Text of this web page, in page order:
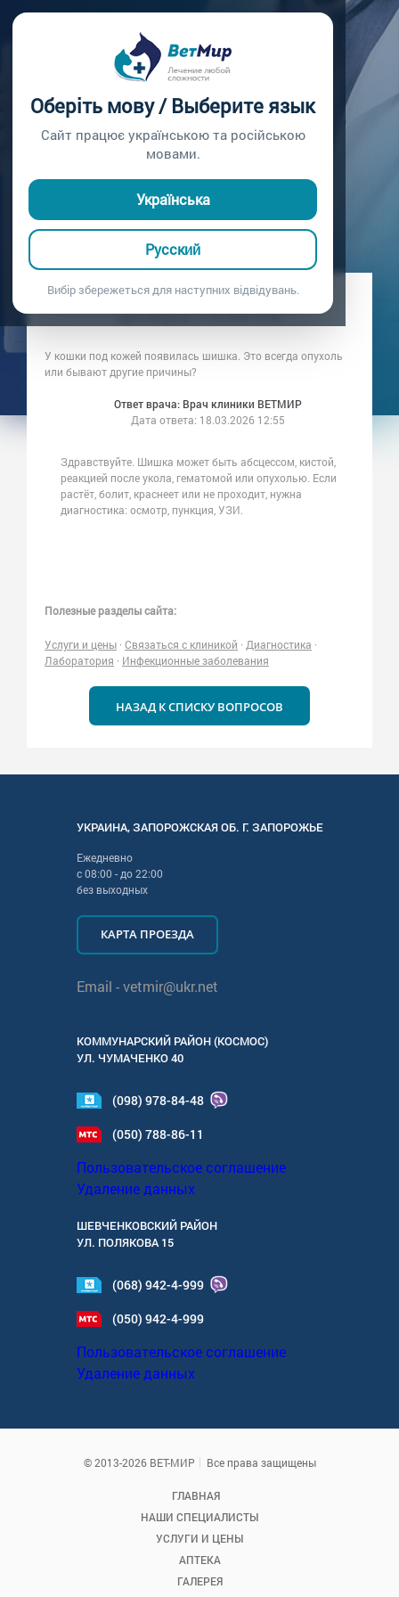
Оберіть мову / Выберите язык
Сайт працює українською та російською
мовами.
Українська
Русский
Вибір збережеться для наступних відвідувань.
Вопросы врачу /
У КОШКИ ШИШКА
ПОД КОЖЕЙ: ЭТО
ОПУХОЛЬ?
Вопрос врачу №396
Вопрос владельца: Владелица собаки с опухолью
Дата вопроса:17.03.2026 10:40
У кошки под кожей появилась шишка. Это всегда опухоль
или бывают другие причины?
Ответ врача: Врач клиники ВЕТМИР
Дата ответа: 18.03.2026 12:55
Здравствуйте. Шишка может быть абсцессом, кистой,
реакцией после укола, гематомой или опухолью. Если
растёт, болит, краснеет или не проходит, нужна
диагностика: осмотр, пункция, УЗИ.
Полезные разделы сайта:
Услуги и цены · Связаться с клиникой · Диагностика ·
Лаборатория · Инфекционные заболевания
НАЗАД К СПИСКУ ВОПРОСОВ
УКРАИНА,ЗАПОРОЖСКАЯОБ. Г. ЗАПОРОЖЬЕ
Ежедневно
с08:00 - до22:00
без выходных
КАРТА ПРОЕЗДА
Email -vetmir@ukr.net
КОММУНАРСКИЙ РАЙОН (КОСМОС)
УЛ. ЧУМАЧЕНКО 40
(098) 978-84-48
(050) 788-86-11
Пользовательское соглашение
Удаление данных
ШЕВЧЕНКОВСКИЙ РАЙОН
УЛ. ПОЛЯКОВА 15
(068) 942-4-999
(050) 942-4-999
Пользовательское соглашение
Удаление данных
© 2013-2026 ВЕТ-МИР Все права защищены
ГЛАВНАЯ
НАШИ СПЕЦИАЛИСТЫ
УСЛУГИ И ЦЕНЫ
АПТЕКА
ГАЛЕРЕЯ